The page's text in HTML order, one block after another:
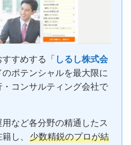
すめする「 しるし株式会
のポテンシャルを最大限に
コンサルティング会社で
など各分野の精通したス
籍し、少数精鋭のプロが結